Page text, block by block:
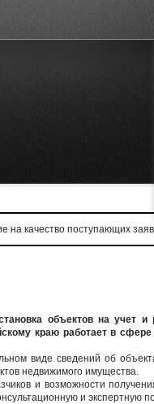
на качество поступающих
объектов на учет и
краю работает в
виде сведений об
недвижимого имущества.
и возможности
и экспертную